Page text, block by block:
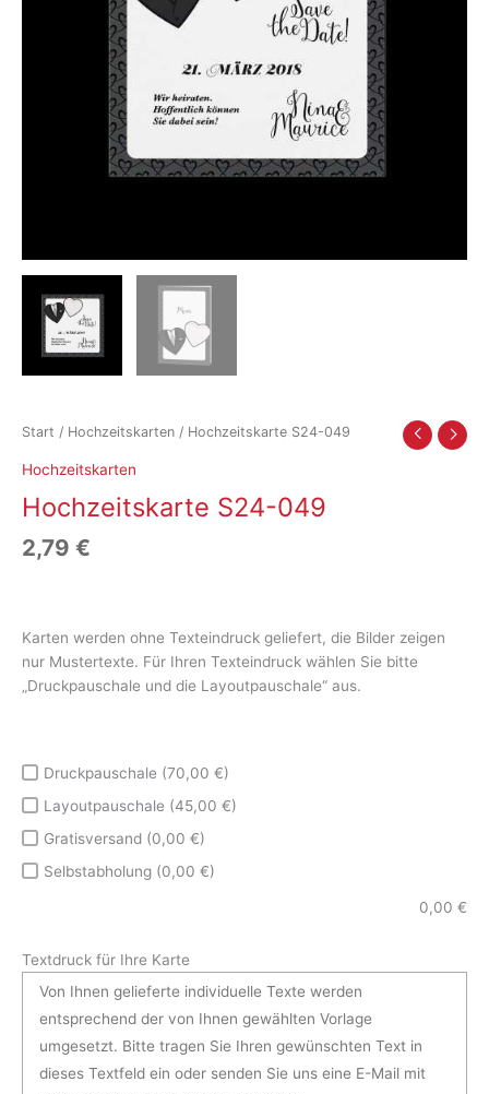
Start / Hochzeitskarten / Hochzeitskarte S24-049
Hochzeitskarten
Hochzeitskarte S24-049
2,79 €
Karten werden ohne Texteindruck geliefert, die Bilder zeigen
nur Mustertexte. Für Ihren Texteindruck wählen Sie bitte
„Druckpauschale und die Layoutpauschale“ aus.
Druckpauschale (70,00 €)
Layoutpauschale (45,00 €)
Gratisversand (0,00 €)
Selbstabholung (0,00 €)
0,00 €
Textdruck für Ihre Karte